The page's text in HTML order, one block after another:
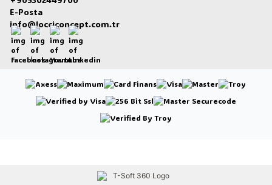
E-Posta
info@locciconcept.com.tr
Facebookİnstagram
YoutubeLinkedin